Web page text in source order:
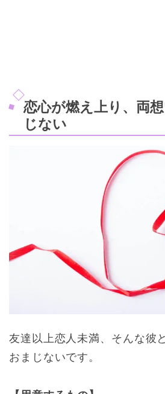
恋心が燃え上り、両
じない
友達以上恋人未満、そんな彼
おまじないです。